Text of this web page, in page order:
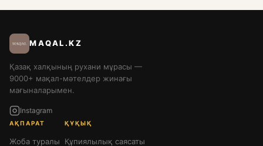
MAQAL.KZ
Қазақ халқының рухани мұрасы —
9000+ мақал-мәтелдер жинағы
мағыналарымен.
Instagram
АҚПАРАТ
Жоба туралы
ҚҰҚЫҚ
Құпиялылық саясаты